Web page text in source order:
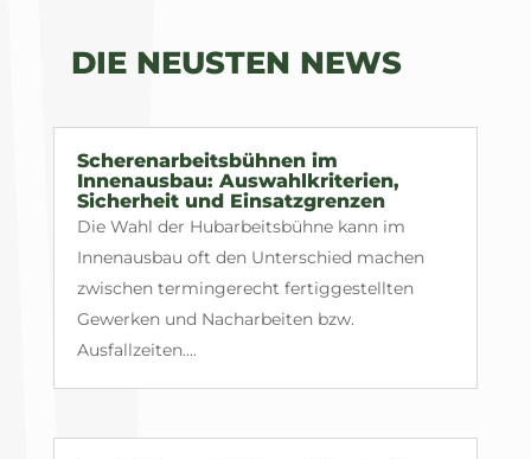
DIE NEUSTEN NEWS
Scherenarbeitsbühnen im
Innenausbau: Auswahlkriterien,
Sicherheit und Einsatzgrenzen
Die Wahl der Hubarbeitsbühne kann im
Innenausbau oft den Unterschied machen
zwischen termingerecht fertiggestellten
Gewerken und Nacharbeiten bzw.
Ausfallzeiten....